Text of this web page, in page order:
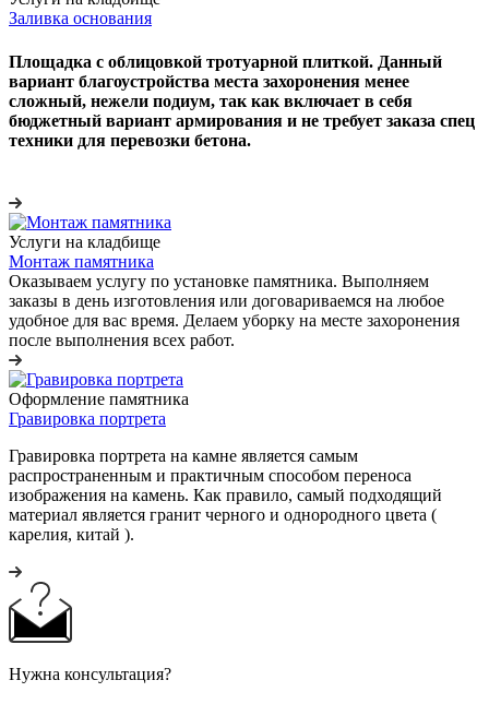
Заливка основания
Площадка с облицовкой тротуарной плиткой. Данный
вариант благоустройства места захоронения менее
сложный, нежели подиум, так как включает в себя
бюджетный вариант армирования и не требует заказа спец
техники для перевозки бетона.
Услуги на кладбище
Монтаж памятника
Оказываем услугу по установке памятника. Выполняем
заказы в день изготовления или договариваемся на любое
удобное для вас время. Делаем уборку на месте захоронения
после выполнения всех работ.
Оформление памятника
Гравировка портрета
Гравировка портрета на камне является самым
распространенным и практичным способом переноса
изображения на камень. Как правило, самый подходящий
материал является гранит черного и однородного цвета (
карелия, китай ).
Нужна консультация?